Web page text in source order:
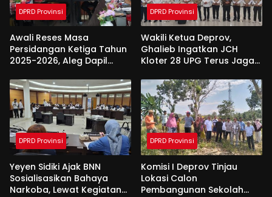
DPRD Provinsi
Awali Reses Masa
Persidangan Ketiga Tahun
2025-2026, Aleg Dapil
Apresiasi Dari Pemda
DPRD Provinsi
Wakili Ketua Deprov,
Ghalieb Ingatkan JCH
Kloter 28 UPG Terus Jaga
Tanah Suci
DPRD Provinsi
Yeyen Sidiki Ajak BNN
Sosialisasikan Bahaya
Narkoba, Lewat Kegiatan
DPRD Provinsi
Komisi I Deprov Tinjau
Lokasi Calon
Pembangunan Sekolah